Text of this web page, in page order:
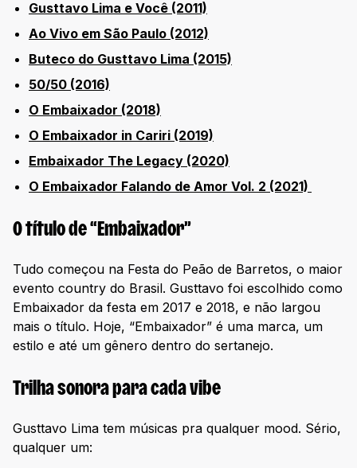
Gusttavo Lima e Você (2011)
Ao Vivo em São Paulo (2012)
Buteco do Gusttavo Lima (2015)
50/50 (2016)
O Embaixador (2018)
O Embaixador in Cariri (2019)
Embaixador The Legacy (2020)
O Embaixador Falando de Amor Vol. 2 (2021)
O título de “Embaixador”
Tudo começou na Festa do Peão de Barretos, o maior
evento country do Brasil. Gusttavo foi escolhido como
Embaixador da festa em 2017 e 2018, e não largou
mais o título. Hoje, “Embaixador” é uma marca, um
estilo e até um gênero dentro do sertanejo.
Trilha sonora para cada vibe
Gusttavo Lima tem músicas pra qualquer mood. Sério,
qualquer um: